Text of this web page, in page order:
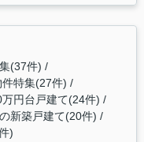
(37件)
特集(27件)
円台戸建て(24件)
新築戸建て(20件)
)